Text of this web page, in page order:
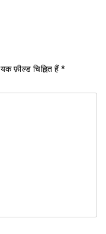
फ़ील्ड चिह्नित हैं*